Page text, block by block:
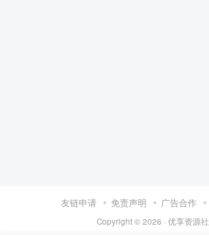
友链申请 免责声明 广告合作
Copyright © 2026 · 优享资源社